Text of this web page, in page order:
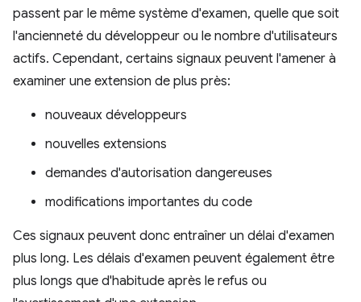
passent par le même système d'examen, quelle que soit
l'ancienneté du développeur ou le nombre d'utilisateurs
actifs. Cependant, certains signaux peuvent l'amener à
examiner une extension de plus près:
nouveaux développeurs
nouvelles extensions
demandes d'autorisation dangereuses
modifications importantes du code
Ces signaux peuvent donc entraîner un délai d'examen
plus long. Les délais d'examen peuvent également être
plus longs que d'habitude après le refus ou